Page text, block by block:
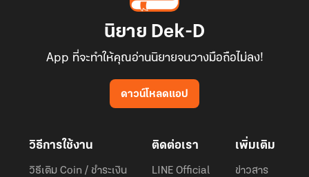
นิยาย Dek-D
App ที่จะทำให้คุณอ่านนิยายจนวางมือถือไม่ลง!
ดาวน์โหลดแอป
วิธีการใช้งาน
วิธีเติม Coin / ชำระเงิน
ติดต่อเรา
LINE Official
เพิ่มเติม
ข่าวสาร